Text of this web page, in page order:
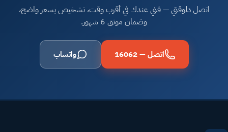
اتصل دلوقتي — فني عندك في أقرب وقت، تشخيص بسعر واضح،
وضمان موثق 6 شهور.
اتصل — 16062 واتساب